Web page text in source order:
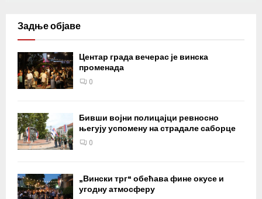
Задње објаве
Центар града вечерас је винска
променада
0
Бивши војни полицајци ревносно
његују успомену на страдале саборце
0
„Вински трг“ обећава фине окусе и
угодну атмосферу